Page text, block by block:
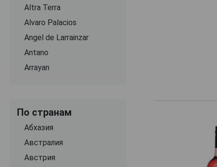
Altra Terra
Alvaro Palacios
Angel de Larrainzar
Antano
Arrayan
Arzuaga
Arzuaga Navarro
Asorei
Atlantis
По странам
Абхазия
Австралия
Австрия